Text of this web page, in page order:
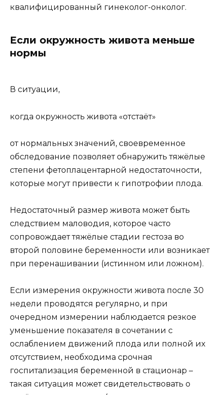
квалифицированный гинеколог-онколог.
Если окружность живота меньше
нормы
В ситуации,
когда окружность живота «отстаёт»
от нормальных значений, своевременное
обследование позволяет обнаружить тяжёлые
степени фетоплацентарной недостаточности,
которые могут привести к гипотрофии плода.
Недостаточный размер живота может быть
следствием маловодия, которое часто
сопровождает тяжёлые стадии гестоза во
второй половине беременности или возникает
при перенашивании (истинном или ложном).
Если измерения окружности живота после 30
недели проводятся регулярно, и при
очередном измерении наблюдается резкое
уменьшение показателя в сочетании с
ослаблением движений плода или полной их
отсутствием, необходима срочная
госпитализация беременной в стационар –
такая ситуация может свидетельствовать о